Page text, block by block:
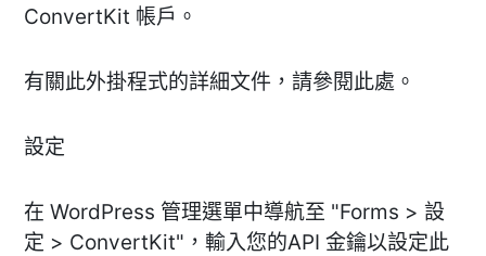
ConvertKit 帳戶。
有關此外掛程式的詳細文件，請參閱此處。
設定
在 WordPress 管理選單中導航至 "Forms > 設
定 > ConvertKit"，輸入您的API 金鑰以設定此